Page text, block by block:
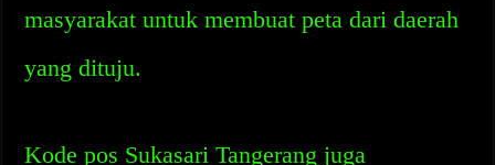
masyarakat untuk membuat peta dari daerah
yang dituju.
Kode pos Sukasari Tangerang juga